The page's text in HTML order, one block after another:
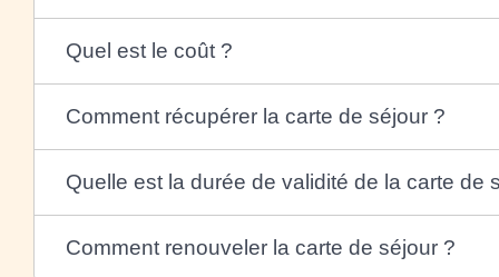
Quel est le coût ?
Comment récupérer la carte de séjour ?
Quelle est la durée de validité de la carte de
Comment renouveler la carte de séjour ?